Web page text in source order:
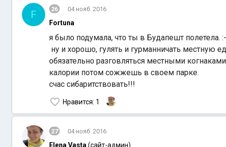
F 26 04 нояб. 2016
Fortuna
я было подумала, что ты в Будапешт полетела.
ну и хорошо, гулять и гурманничать местную
обязательно разговляться местными
калории потом сожжешь в своем парке.
счас сибаритствовать!!!
Нравится: 1
27 04 нояб. 2016
Elena Vasta (сайт-админ)